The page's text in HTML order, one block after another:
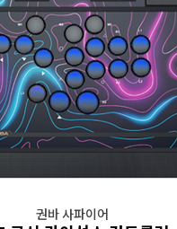
권바 사파이어